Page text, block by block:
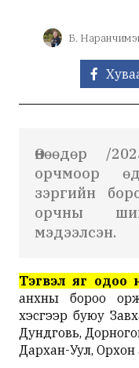
Б.
Өнөөдөр /
орчмоор
зэргийн
орчны
мэдээлсэн.
Тэгвэл яг одоо
анхны бороо
хэсгээр буюу
Дундговь,
Дархан-Уул, Орхон